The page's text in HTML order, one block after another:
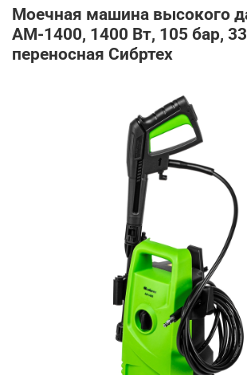
Моечная машина высокого
АМ-1400, 1400 Вт, 105 бар,
переносная Сибртех